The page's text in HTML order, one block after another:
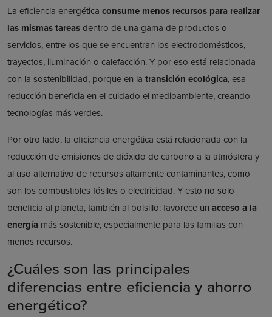
La eficiencia energética consume menos recursos para realizar
las mismas tareasdentro de una gama de productos o
servicios, entre los que se encuentran los electrodomésticos,
trayectos, iluminación o calefacción. Y por eso está relacionada
con la sostenibilidad, porque en la transición ecológica, esa
reducción beneficia en el cuidado el medioambiente, creando
tecnologías más verdes.
Por otro lado, la eficiencia energética está relacionada con la
reducción de emisiones de dióxido de carbono a la atmósfera y
al uso alternativo de recursos altamente contaminantes, como
son los combustibles fósiles o electricidad. Y esto no solo
beneficia al planeta, también al bolsillo: favorece un acceso a la
energía más sostenible, especialmente para las familias con
menos recursos.
¿Cuáles son las principales
diferencias entre eficiencia y ahorro
energético?